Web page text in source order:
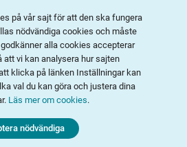
på vår sajt för att den ska fungera
nödvändiga cookies och måste
alla cookies accepterar
att vi kan analysera hur sajten
klicka på länken Inställningar kan
val du kan göra och justera dina
Läs mer om cookies.
nödvändiga